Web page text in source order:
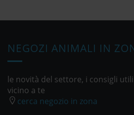
NEGOZI ANIMALI IN
le novità del settore, i consigli
vicino a te
cerca negozio in zona